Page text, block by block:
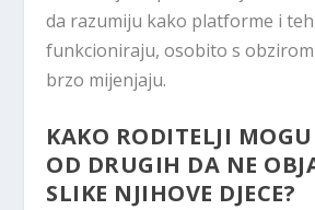
da razumiju kako platforme i
funkcioniraju, osobito s
brzo mijenjaju.
KAKO RODITELJI
OD DRUGIH DA NE
SLIKE NJIHOVE DJECE?